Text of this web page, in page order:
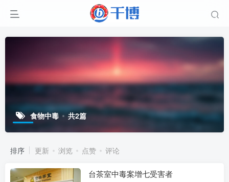
食物中毒 共2篇
排序 更新 浏览 点赞 评论
台茶室中毒案增七受害者